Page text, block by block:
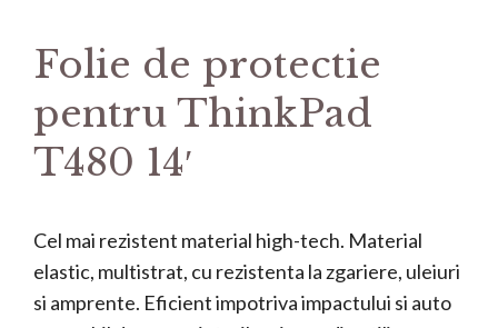
Folie de protectie
pentru ThinkPad
T480 14′
Cel mai rezistent material high-tech. Material
elastic, multistrat, cu rezistenta la zgariere, uleiuri
si amprente. Eficient impotriva impactului si auto